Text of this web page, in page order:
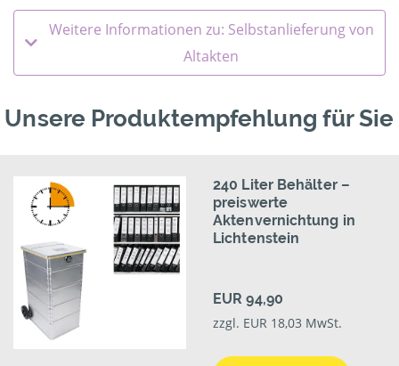
Weitere Informationen zu: Selbstanlieferung von
Altakten
Unsere Produktempfehlung für Sie
240 Liter Behälter –
preiswerte
Aktenvernichtung in
Lichtenstein
EUR 94,90
zzgl. EUR 18,03 MwSt.